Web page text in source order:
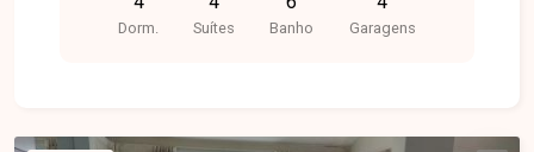
cozinha, área de serviço e 4 vagas de garagem.
Dorm. Suítes Banho Garagens